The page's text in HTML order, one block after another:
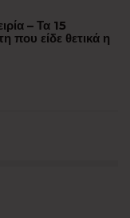
– Τα 15
που είδε θετικά η